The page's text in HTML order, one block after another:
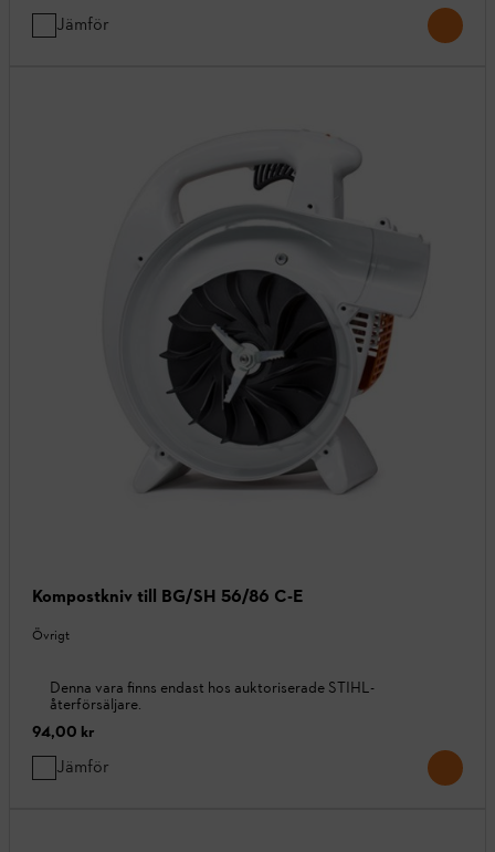
Jämför
Kompostkniv till BG/SH 56/86 C-E
Övrigt
Denna vara finns endast hos auktoriserade STIHL-
återförsäljare.
94,00 kr
Jämför